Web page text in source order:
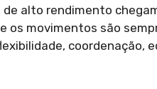
alto rendimento
os movimentos são
coordenação,